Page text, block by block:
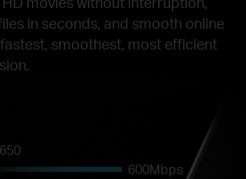
in seconds, and smooth online
smoothest, most efficient
600Mbps